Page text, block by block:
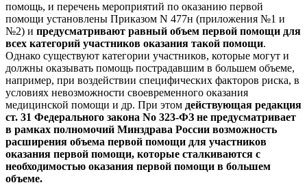
помощь, и перечень мероприятий по оказанию первой
помощи установлены Приказом N 477н (приложения №1 и
№2) и предусматривают равный объем первой помощи для
всех категорий участников оказания такой помощи.
Однако существуют категории участников, которые могут и
должны оказывать помощь пострадавшим в большем объеме,
например, при воздействии специфических факторов риска, в
условиях невозможности своевременного оказания
медицинской помощи и др. При этом действующая редакция
ст. 31 Федерального закона No 323-ФЗ не предусматривает
в рамках полномочий Минздрава России возможность
расширения объема первой помощи для участников
оказания первой помощи, которые сталкиваются с
необходимостью оказания первой помощи в большем
объеме.